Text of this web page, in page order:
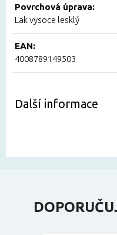
Povrchová úprava:
Lak vysoce lesklý
EAN:
4008789149503
Další informace